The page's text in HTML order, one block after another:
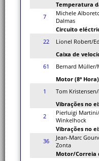
Temperatura
7
Michele
Dalmas
Circuito
22
Lionel Robert/
Caixa de
61
Bernard Müller/
Motor (8ª Hora)
1
Tom
Vibrações no
2
Pierluigi
Winkelhock
Vibrações no
36
Jean-Marc
Zonta
Motor/Correia